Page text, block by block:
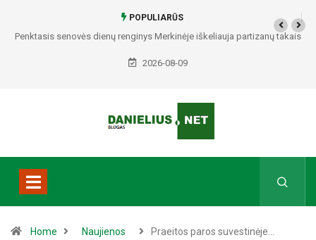
POPULIARŪS
Merkinėje iškeliauja partizanų takais Alytiškė į namus atvykusiam
2026-08-09
Home Naujienos Praeitos paros suvestinėje…